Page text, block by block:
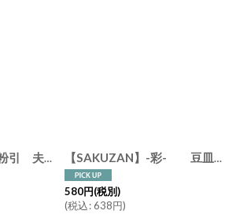
【SAKUZAN】趣 粉引 夫婦茶碗 青磁 生成 ブルー アイボリー 作山 美濃焼 日本製 【SAKUZAN】-彩- 豆皿 （ローズ トルコ グリーン） プレート 小皿 しょうゆ皿
580円(税別)
(税込:638円)